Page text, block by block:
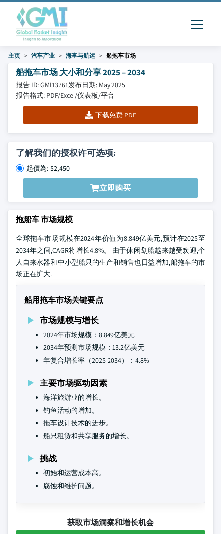
主页 汽车产业 海事与航运 船拖车市场
船拖车市场 大小和分享 2025 – 2034
报告 ID: GMI13761发布日期: May 2025
报告格式: PDF/Excel/仪表板/平台
下载免费 PDF
了解我们的授权许可选项:
起價為: $2,450
立即购买
拖船车 市场规模
全球拖车市场规模在2024年价值为8.849亿美元,预计在2025至
2034年之间,CAGR将增长4.8%。 由于休闲划船越来越受欢迎,个
人自来水器和中小型船只的生产和销售也日益增加,船拖车的市
场正在扩大.
船用拖车市场关键要点
市场规模与增长
2024年市场规模：8.849亿美元
2034年预测市场规模：13.2亿美元
年复合增长率（2025-2034）：4.8%
主要市场驱动因素
海洋旅游业的增长。
钓鱼活动的增加。
拖车设计技术的进步。
船只租赁和共享服务的增长。
挑战
初始和运营成本高。
腐蚀和维护问题。
获取市场洞察和增长机会